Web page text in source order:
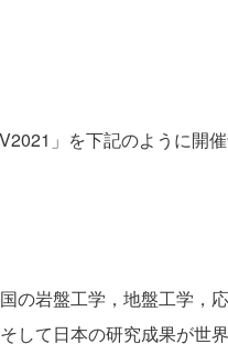
」を下記のように開催
の岩盤工学，地盤工学，
して日本の研究成果が世